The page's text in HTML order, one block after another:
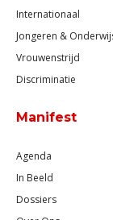
Internationaal
Jongeren &
Vrouwenstrijd
Discriminatie
Manifest
Agenda
In Beeld
Dossiers